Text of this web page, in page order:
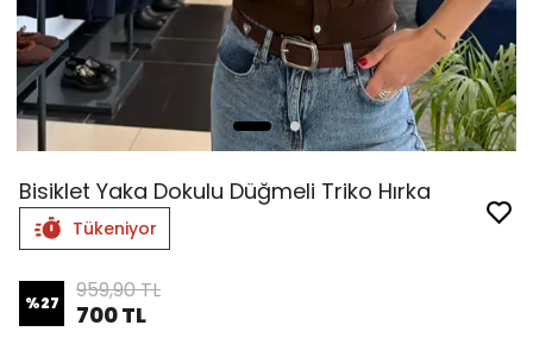
Bisiklet Yaka Dokulu Düğmeli Triko Hırka
Tükeniyor
%27 959,90 TL
700 TL